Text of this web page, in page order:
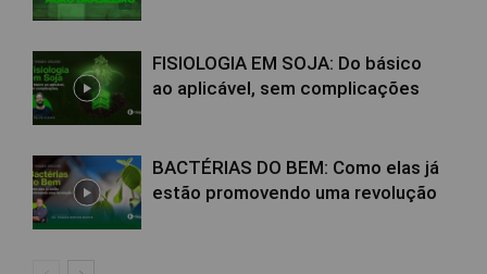
FISIOLOGIA EM SOJA: Do básico
ao aplicável, sem complicações
BACTÉRIAS DO BEM: Como elas já
estão promovendo uma revolução